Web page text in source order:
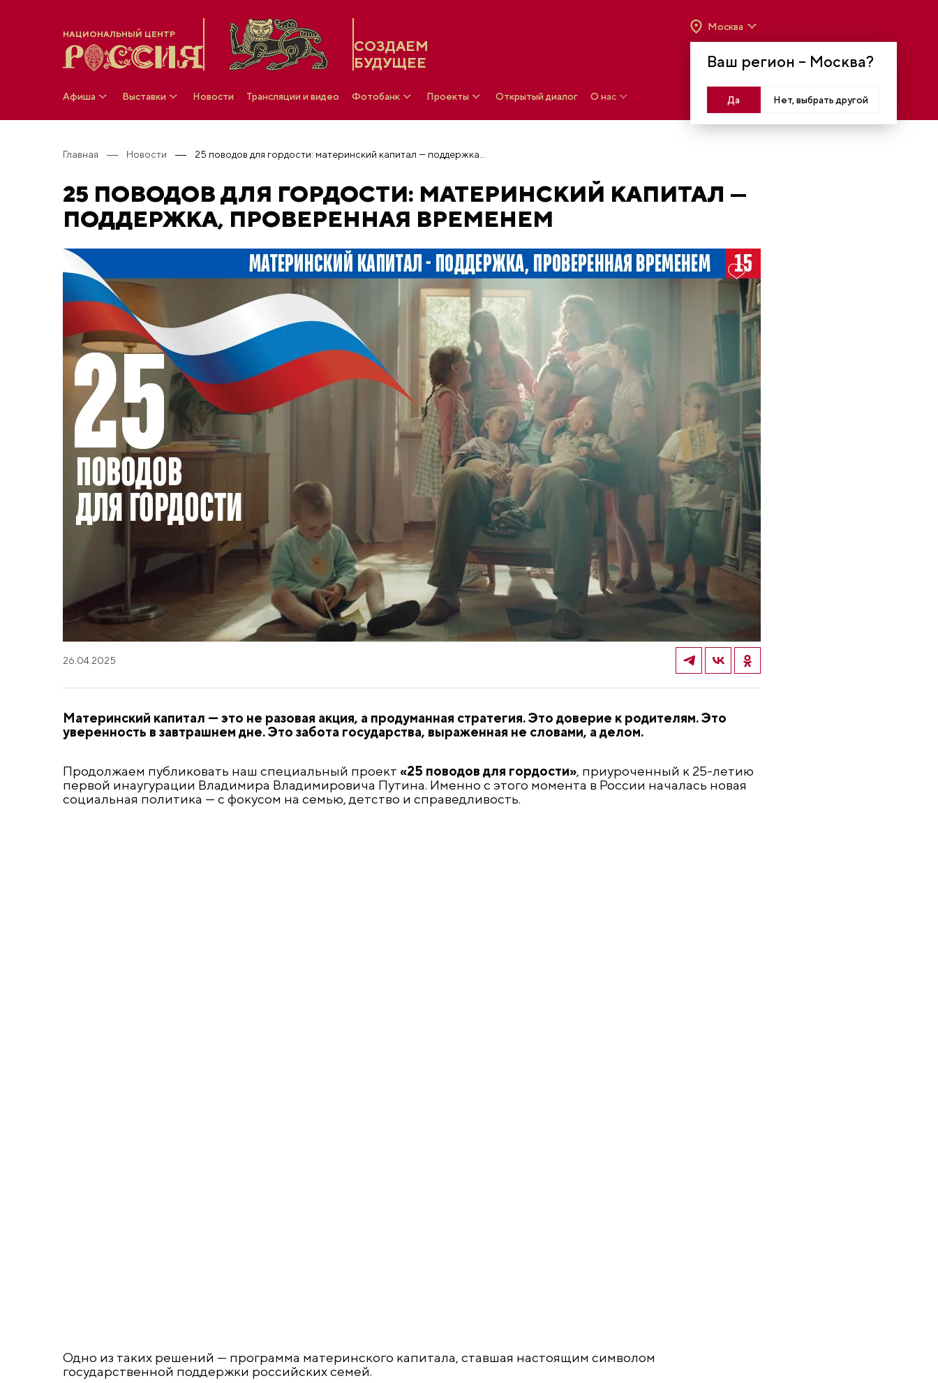
НАЦИОНАЛЬНЫЙ ЦЕНТР
СОЗДАЕМ
БУДУЩЕЕ
Ваш регион – Москва?
Да Нет, выбрать другой
Москва
МОСКВА, КРАСНОПРЕСНЕНСКАЯ НАБ., 14
Афиша Выставки Новости Трансляции и видео Фотобанк Проекты Открытый диалог О нас Войти
Главная Новости
25 ПОВОДОВ ДЛЯ ГОРДОСТИ: МАТЕРИНСКИЙ КАПИТАЛ —
ПОДДЕРЖКА, ПРОВЕРЕННАЯ ВРЕМЕНЕМ
26.04.2025
Материнский капитал — это не разовая акция, а продуманная стратегия. Это доверие к родителям. Это
уверенность в завтрашнем дне. Это забота государства, выраженная не словами, а делом.
Продолжаем публиковать наш специальный проект «25 поводов для гордости», приуроченный к 25-летию
первой инаугурации Владимира Владимировича Путина. Именно с этого момента в России началась новая
социальная политика — с фокусом на семью, детство и справедливость.
Одно из таких решений — программа материнского капитала, ставшая настоящим символом
государственной поддержки российских семей.